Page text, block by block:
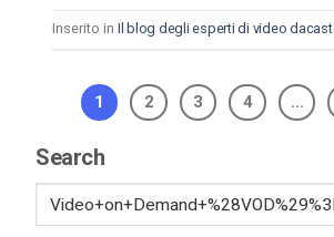
Inserito in Il blog degli esperti di video dacast
1 2 3 4 …
Search